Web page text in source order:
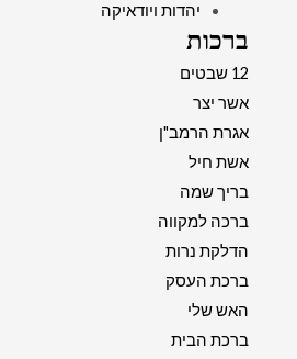
יהדות ויודאיקה
ברכות
12 שבטים
אשר יצר
אגרת הרמב"ן
אשת חיל
בריך שמה
ברכה למקווה
הדלקת נרות
ברכת העסק
האש שלי
ברכת הבית